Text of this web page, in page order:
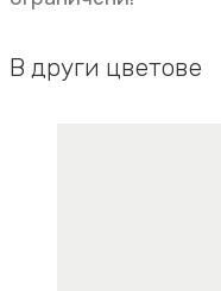
В други цветове